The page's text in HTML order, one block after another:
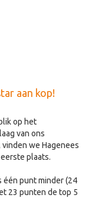
aan kop!
op het
van ons
we Hagenees
plaats.
één punt minder (24
23 punten de top 5